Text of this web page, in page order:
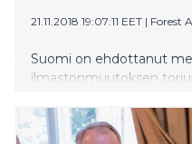
21.11.2018 19:07:11 EET | Forest
Suomi on ehdottanut
ilmastonmuutoksen
Pääministeri Juha Sipilä
aloitteesta Euroopan